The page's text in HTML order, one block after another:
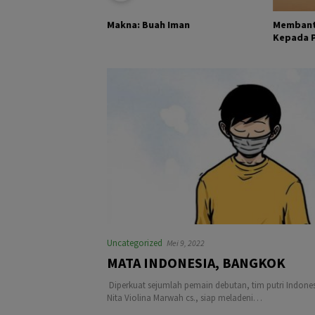
Makna: Buah Iman
Kepada
Uncategorized Mei 9, 2022
MATA INDONESIA, BANGKOK
Diperkuat sejumlah pemain debutan, tim putri
Nita Violina Marwah cs., siap meladeni…